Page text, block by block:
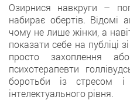
Озирнися навкруги –
набирає обертів. Відомі
чому не лише жінки, а
показати себе на публіці
просто захоплення
психотерапевти
боротьби із стресом і
інтелектуального рівня.